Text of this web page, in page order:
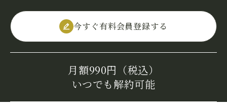
今すぐ有料会員登録する
月額990円（税込）
いつでも解約可能